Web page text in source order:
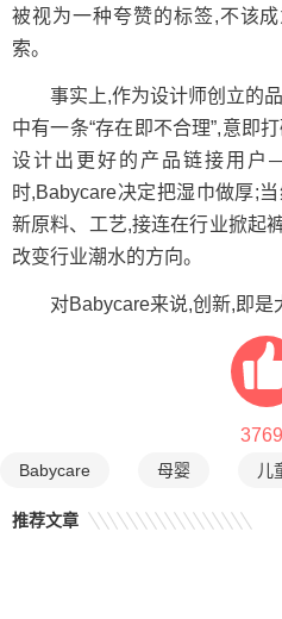
被视为一种夸赞的标签,不该
索。
事实上,作为设计师创立的品
中有一条“存在即不合理”,意即
设计出更好的产品链接用
时,Babycare决定把湿巾做厚;
新原料、工艺,接连在行业掀起
改变行业潮水的方向。
对Babycare来说,创新,即是
Babycare 母婴 儿
推荐文章